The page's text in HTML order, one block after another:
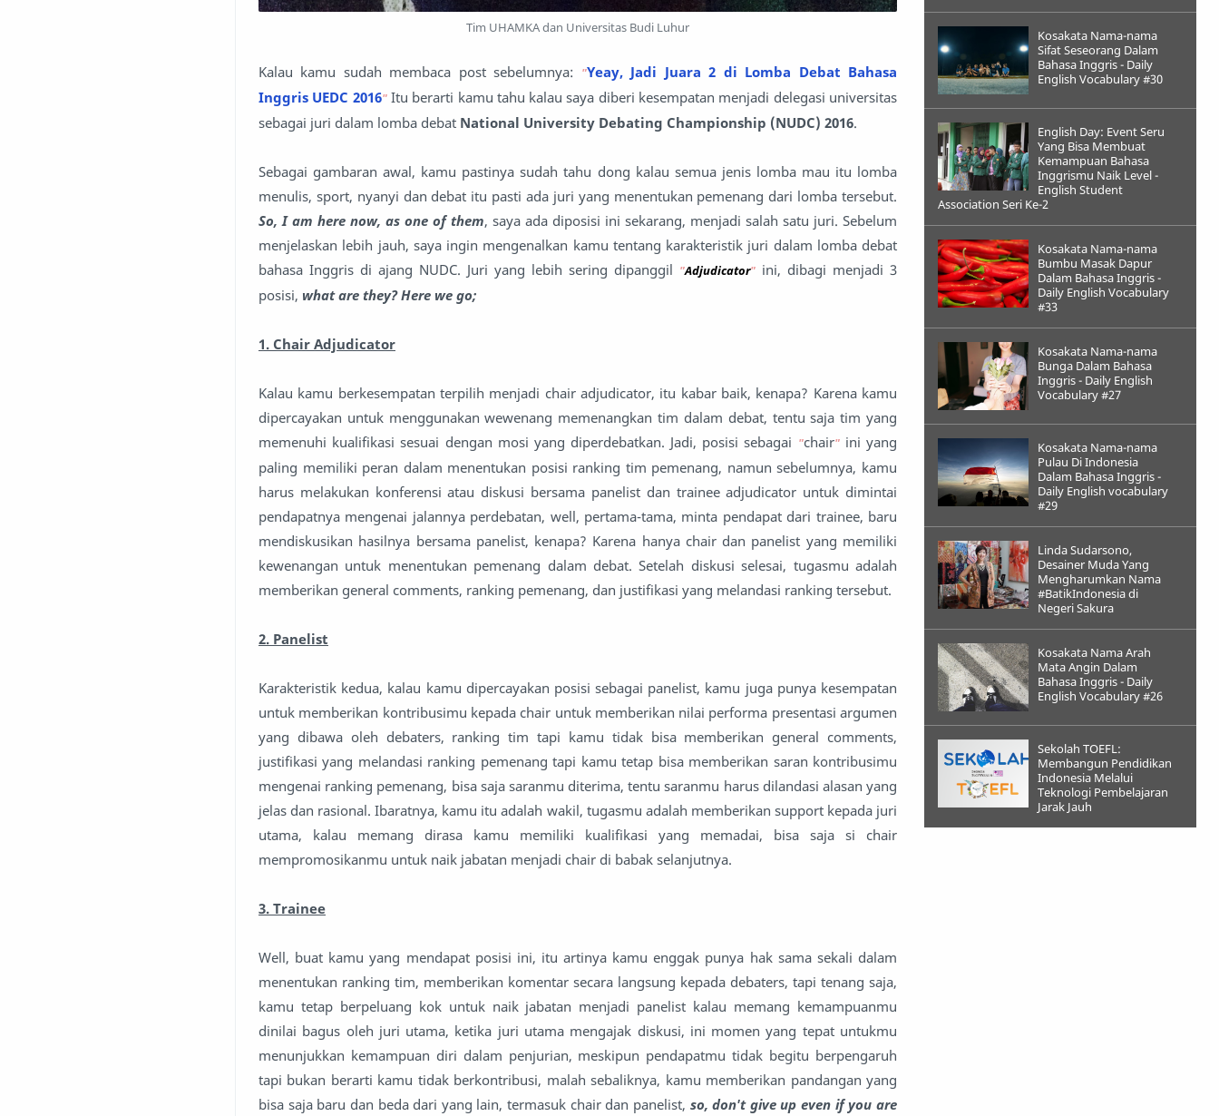
Tim UHAMKA dan Universitas Budi Luhur
Kalau kamu sudah membaca post sebelumnya: "Yeay, Jadi Juara 2 di Lomba Debat Bahasa
Inggris UEDC 2016"Itu berarti kamu tahu kalau saya diberi kesempatan menjadi delegasi universitas
sebagai juri dalam lomba debat National University Debating Championship (NUDC) 2016.
Sebagai gambaran awal, kamu pastinya sudah tahu dong kalau semua jenis lomba mau itu lomba
menulis, sport, nyanyi dan debat itu pasti ada juri yang menentukan pemenang dari lomba tersebut.
So, I am here now, as one of them, saya ada diposisi ini sekarang, menjadi salah satu juri. Sebelum
menjelaskan lebih jauh, saya ingin mengenalkan kamu tentang karakteristik juri dalam lomba debat
bahasa Inggris di ajang NUDC. Juri yang lebih sering dipanggil "Adjudicator" ini, dibagi menjadi 3
posisi, what are they? Here we go;
1. Chair Adjudicator
Kalau kamu berkesempatan terpilih menjadi chair adjudicator, itu kabar baik, kenapa? Karena kamu
dipercayakan untuk menggunakan wewenang memenangkan tim dalam debat, tentu saja tim yang
memenuhi kualifikasi sesuai dengan mosi yang diperdebatkan. Jadi, posisi sebagai "chair"ini yang
paling memiliki peran dalam menentukan posisi ranking tim pemenang, namun sebelumnya, kamu
harus melakukan konferensi atau diskusi bersama panelist dan trainee adjudicator untuk dimintai
pendapatnya mengenai jalannya perdebatan, well, pertama-tama, minta pendapat dari trainee, baru
mendiskusikan hasilnya bersama panelist, kenapa? Karena hanya chair dan panelist yang memiliki
kewenangan untuk menentukan pemenang dalam debat. Setelah diskusi selesai, tugasmu adalah
memberikan general comments, ranking pemenang, dan justifikasi yang melandasi ranking tersebut.
2. Panelist
Karakteristik kedua, kalau kamu dipercayakan posisi sebagai panelist, kamu juga punya kesempatan
untuk memberikan kontribusimu kepada chair untuk memberikan nilai performa presentasi argumen
yang dibawa oleh debaters, ranking tim tapi kamu tidak bisa memberikan general comments,
justifikasi yang melandasi ranking pemenang tapi kamu tetap bisa memberikan saran kontribusimu
mengenai ranking pemenang, bisa saja saranmu diterima, tentu saranmu harus dilandasi alasan yang
jelas dan rasional. Ibaratnya, kamu itu adalah wakil, tugasmu adalah memberikan support kepada juri
utama, kalau memang dirasa kamu memiliki kualifikasi yang memadai, bisa saja si chair
mempromosikanmu untuk naik jabatan menjadi chair di babak selanjutnya.
3. Trainee
Well, buat kamu yang mendapat posisi ini, itu artinya kamu enggak punya hak sama sekali dalam
menentukan ranking tim, memberikan komentar secara langsung kepada debaters, tapi tenang saja,
kamu tetap berpeluang kok untuk naik jabatan menjadi panelist kalau memang kemampuanmu
dinilai bagus oleh juri utama, ketika juri utama mengajak diskusi, ini momen yang tepat untukmu
menunjukkan kemampuan diri dalam penjurian, meskipun pendapatmu tidak begitu berpengaruh
tapi bukan berarti kamu tidak berkontribusi, malah sebaliknya, kamu memberikan pandangan yang
bisa saja baru dan beda dari yang lain, termasuk chair dan panelist, so, don't give up even if you are
Kosakata Nama-nama
Sifat Seseorang Dalam
Bahasa Inggris - Daily
English Vocabulary #30
English Day: Event Seru
Yang Bisa Membuat
Kemampuan Bahasa
Inggrismu Naik Level -
English Student
Association Seri Ke-2
Kosakata Nama-nama
Bumbu Masak Dapur
Dalam Bahasa Inggris -
Daily English Vocabulary
#33
Kosakata Nama-nama
Bunga Dalam Bahasa
Inggris - Daily English
Vocabulary #27
Kosakata Nama-nama
Pulau Di Indonesia
Dalam Bahasa Inggris -
Daily English vocabulary
#29
Linda Sudarsono,
Desainer Muda Yang
Mengharumkan Nama
#BatikIndonesia di
Negeri Sakura
Kosakata Nama Arah
Mata Angin Dalam
Bahasa Inggris - Daily
English Vocabulary #26
Sekolah TOEFL:
Membangun Pendidikan
Indonesia Melalui
Teknologi Pembelajaran
Jarak Jauh